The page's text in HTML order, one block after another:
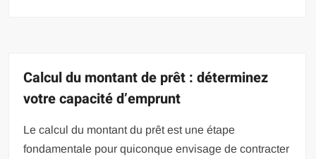
Calcul du montant de prêt : déterminez
votre capacité d’emprunt
Le calcul du montant du prêt est une étape
fondamentale pour quiconque envisage de contracter